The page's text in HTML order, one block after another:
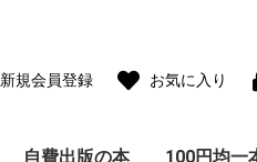
新規会員登録 お気に入り
自費出版の本 100円均一